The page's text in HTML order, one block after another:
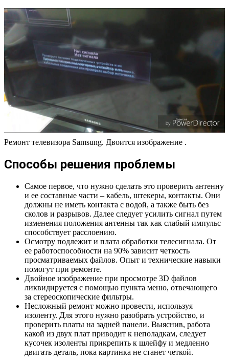
Ремонт телевизора Samsung. Двоится изображение .
Способы решения проблемы
Самое первое, что нужно сделать это проверить антенну
и ее составные части – кабель, штекеры, контакты. Они
должны не иметь контакта с водой, а также быть без
сколов и разрывов. Далее следует усилить сигнал путем
изменения положения антенны так как слабый импульс
способствует расслоению.
Осмотру подлежит и плата обработки телесигнала. От
ее работоспособности на 90% зависит четкость
просматриваемых файлов. Опыт и технические навыки
помогут при ремонте.
Двойное изображение при просмотре 3D файлов
ликвидируется с помощью пункта меню, отвечающего
за стереоскопические фильтры.
Несложный ремонт можно провести, используя
изоленту. Для этого нужно разобрать устройство, и
проверить платы на задней панели. Выяснив, работа
какой из двух плат приводит к неполадкам, следует
кусочек изоленты прикрепить к шлейфу и медленно
двигать деталь, пока картинка не станет четкой.